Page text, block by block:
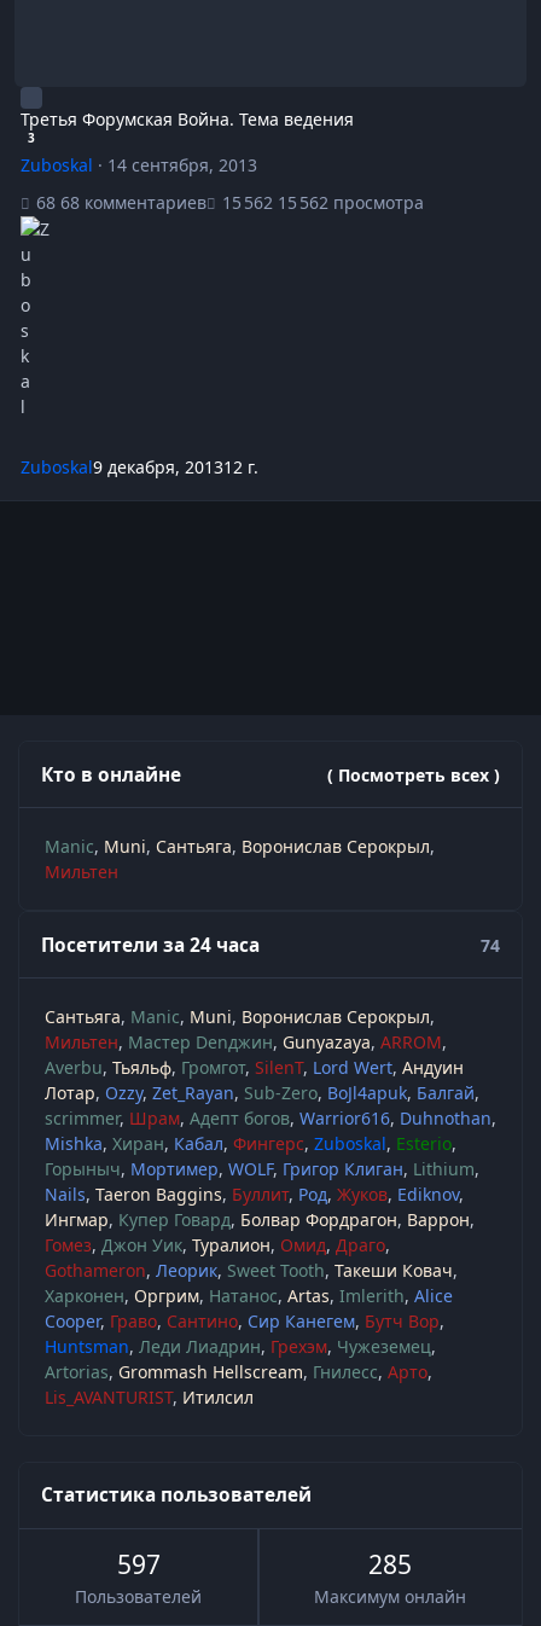
Третья Форумская Война. Тема ведения
3
Zuboskal · 14 сентября, 2013
68 комментариев
15 562 просмотра
Zuboskal9 декабря, 201312 г.
Кто в онлайне ( Посмотреть всех )
Manic Muni Сантьяга Воронислав Серокрыл
Мильтен
Посетители за 24 часа 74
Сантьяга Manic Muni Воронислав Серокрыл
Мильтен Мастер Denджин Gunyazaya ARROM
Averbu Тьяльф Громгот SilenT Lord Wert Андуин
Лотар Ozzy Zet_Rayan Sub-Zero BoJl4apuk Балгай
scrimmer Шрам Адепт богов Warrior616 Duhnothan
Mishka Хиран Кабал Фингерс Zuboskal Esterio
Горыныч Мортимер WOLF Григор Клиган Lithium
Nails Taeron Baggins Буллит Род Жуков Ediknov
Ингмар Купер Говард Болвар Фордрагон Варрон
Гомез Джон Уик Туралион Омид Драго
Gothameron Леорик Sweet Tooth Такеши Ковач
Харконен Оргрим Натанос Artas Imlerith Alice
Cooper Граво Сантино Сир Канегем Бутч Вор
Huntsman Леди Лиадрин Грехэм Чужеземец
Artorias Grommash Hellscream Гнилесс Арто
Lis_AVANTURIST Итилсил
Статистика пользователей
597
Пользователей
285
Максимум онлайн